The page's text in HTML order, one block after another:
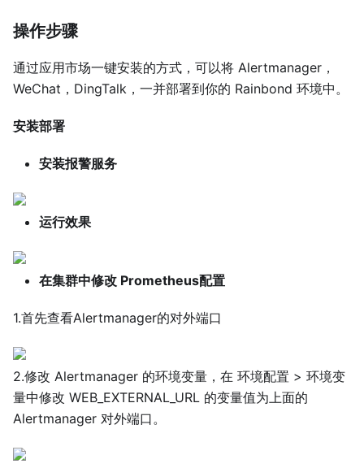
操作步骤
通过应用市场一键安装的方式，可以将 Alertmanager，
WeChat，DingTalk，一并部署到你的 Rainbond 环境中。
安装部署
安装报警服务
运行效果
在集群中修改 Prometheus配置
1.首先查看Alertmanager的对外端口
2.修改 Alertmanager 的环境变量，在 环境配置 > 环境变
量中修改 WEB_EXTERNAL_URL 的变量值为上面的
Alertmanager 对外端口。